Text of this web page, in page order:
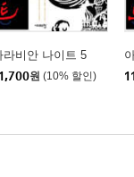
라비안 나이트 5
원 (10% 할인)